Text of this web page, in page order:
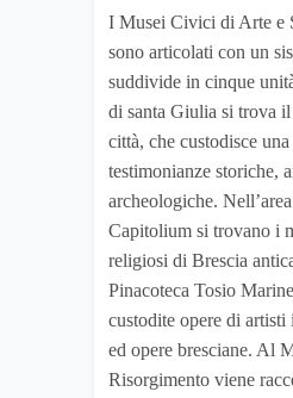
I Musei Civici di Arte e
sono articolati con un
suddivide in cinque
di santa Giulia si trova
città, che custodisce
testimonianze storiche,
archeologiche.
Capitolium si trovano i
religiosi di Brescia
Pinacoteca Tosio
custodite opere di artisti
ed opere bresciane. Al
Risorgimento viene